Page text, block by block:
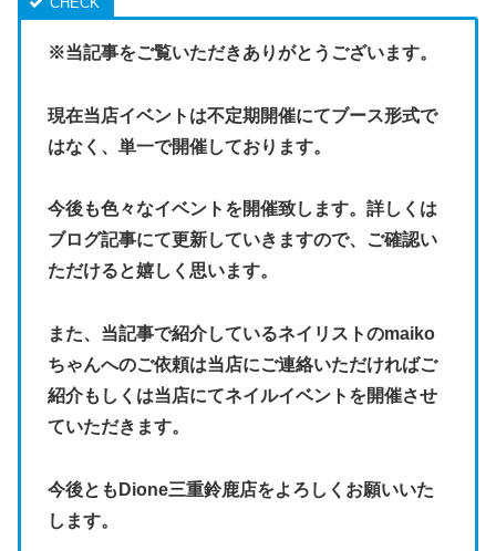
※当記事をご覧いただきありがとうございます。
現在当店イベントは不定期開催にてブース形式で
はなく、単一で開催しております。
今後も色々なイベントを開催致します。詳しくは
ブログ記事にて更新していきますので、ご確認い
ただけると嬉しく思います。
また、当記事で紹介しているネイリストのmaiko
ちゃんへのご依頼は当店にご連絡いただければご
紹介もしくは当店にてネイルイベントを開催させ
ていただきます。
今後ともDione三重鈴鹿店をよろしくお願いいた
します。